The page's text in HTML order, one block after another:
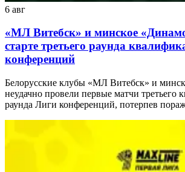
6 авг
«МЛ Витебск» и минское
старте третьего раунда
конференций
Белорусские клубы «МЛ Витебск» и
неудачно провели первые матчи третьего
раунда Лиги конференций, потерпев